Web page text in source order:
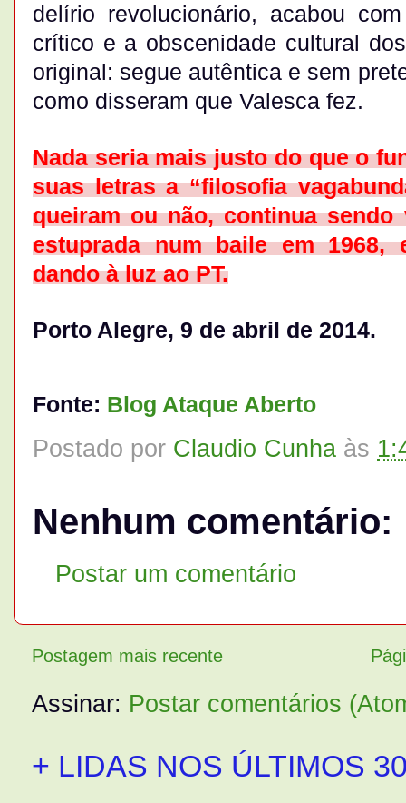
delírio revolucionário, acabou
crítico e a obscenidade cultural
original: segue autêntica e sem
como disseram que Valesca fez.
Nada seria mais justo do que o
suas letras a “filosofia
queiram ou não, continua
estuprada num baile em 1968,
dando à luz ao PT.
Porto Alegre, 9 de abril de 2014.
Fonte: Blog Ataque Aberto
Postado por Claudio Cunha às
Nenhum comentário:
Postar um comentário
Postagem mais recente
Assinar: Postar comentários
+ LIDAS NOS ÚLTIMOS